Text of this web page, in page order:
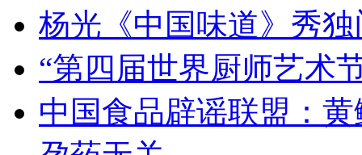
杨光《中国味道》秀
“第四届世界厨师艺术
中国食品辟谣联盟：